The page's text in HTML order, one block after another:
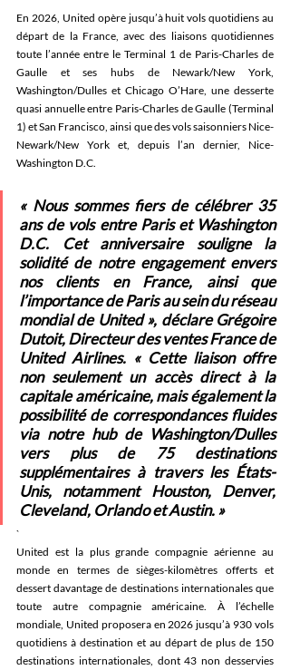
En 2026, United opère jusqu’à huit vols quotidiens au
départ de la France, avec des liaisons quotidiennes
toute l’année entre le Terminal 1 de Paris-Charles de
Gaulle et ses hubs de Newark/New York,
Washington/Dulles et Chicago O’Hare, une desserte
quasi annuelle entre Paris-Charles de Gaulle (Terminal
1) et San Francisco, ainsi que des vols saisonniers Nice-
Newark/New York et, depuis l’an dernier, Nice-
Washington D.C.
« Nous sommes fiers de célébrer 35
ans de vols entre Paris et Washington
D.C. Cet anniversaire souligne la
solidité de notre engagement envers
nos clients en France, ainsi que
l’importance de Paris au sein du réseau
mondial de United », déclare Grégoire
Dutoit, Directeur des ventes France de
United Airlines. « Cette liaison offre
non seulement un accès direct à la
capitale américaine, mais également la
possibilité de correspondances fluides
via notre hub de Washington/Dulles
vers plus de 75 destinations
supplémentaires à travers les États-
Unis, notamment Houston, Denver,
Cleveland, Orlando et Austin. »
`
United est la plus grande compagnie aérienne au
monde en termes de sièges-kilomètres offerts et
dessert davantage de destinations internationales que
toute autre compagnie américaine. À l’échelle
mondiale, United proposera en 2026 jusqu’à 930 vols
quotidiens à destination et au départ de plus de 150
destinations internationales, dont 43 non desservies